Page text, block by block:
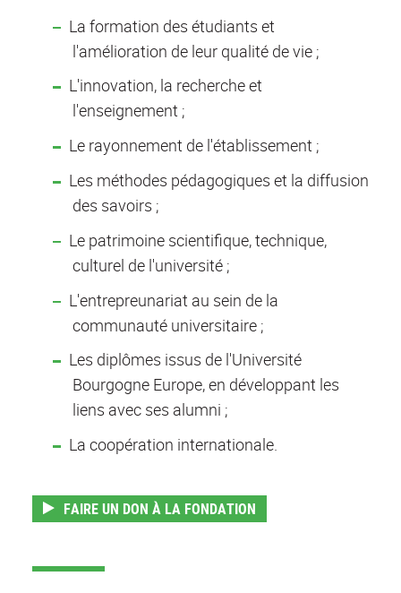
La formation des étudiants et
l'amélioration de leur qualité de vie ;
L'innovation, la recherche et
l'enseignement ;
Le rayonnement de l'établissement ;
Les méthodes pédagogiques et la diffusion
des savoirs ;
Le patrimoine scientifique, technique,
culturel de l'université ;
L'entrepreunariat au sein de la
communauté universitaire ;
Les diplômes issus de l'Université
Bourgogne Europe, en développant les
liens avec ses alumni ;
La coopération internationale.
FAIRE UN DON À LA FONDATION